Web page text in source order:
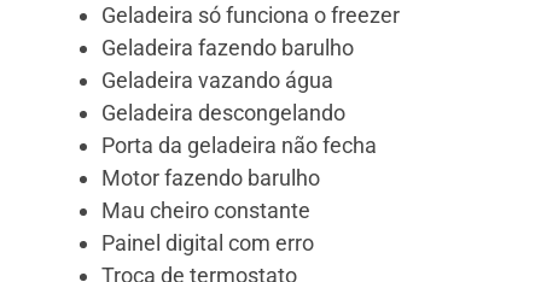
Geladeira só funciona o freezer
Geladeira fazendo barulho
Geladeira vazando água
Geladeira descongelando
Porta da geladeira não fecha
Motor fazendo barulho
Mau cheiro constante
Painel digital com erro
Troca de termostato